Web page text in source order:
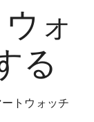
ォ
る
トウォッチ